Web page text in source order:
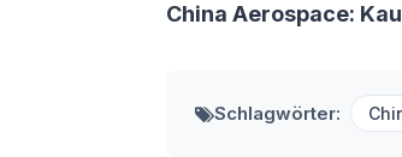
China Aerospace:
Schlagwörter: